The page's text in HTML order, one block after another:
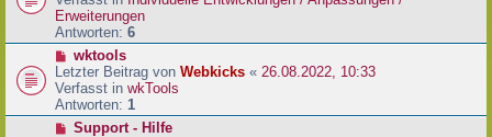
i
t
r
a
g
e
r
B
e
i
t
r
a
Erweiterungen
Antworten: 6
N
e
u
e
r
wktools
Letzter Beitrag von Webkicks « 26.08.2022, 10:33
Verfasst in wkTools
Antworten: 1
NSupport - Hilfe